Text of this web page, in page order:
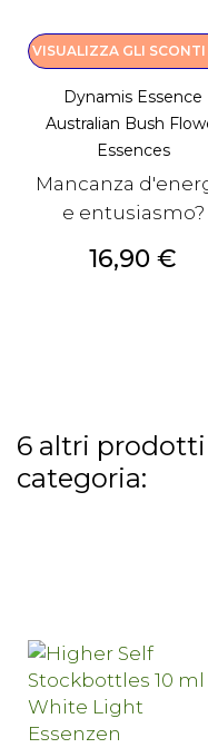
VISUALIZZA GLI SCONTI
Dynamis Essence
Australian Bush
Essences
Mancanza
e entusiasmo?
Prezzo
16,90 €
6 altri prodotti
categoria: